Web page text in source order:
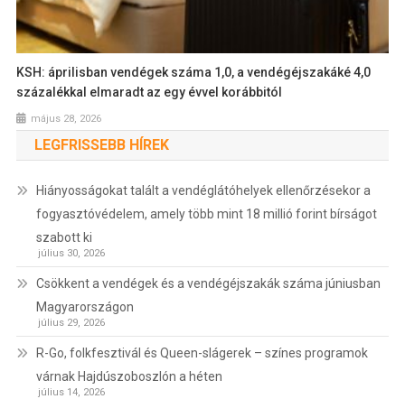
KSH: áprilisban vendégek száma 1,0, a vendégéjszakáké 4,0
százalékkal elmaradt az egy évvel korábbitól
május 28, 2026
LEGFRISSEBB HÍREK
Hiányosságokat talált a vendéglátóhelyek ellenőrzésekor a
fogyasztóvédelem, amely több mint 18 millió forint bírságot
szabott ki
július 30, 2026
Csökkent a vendégek és a vendégéjszakák száma júniusban
Magyarországon
július 29, 2026
R-Go, folkfesztivál és Queen-slágerek – színes programok
várnak Hajdúszoboszlón a héten
július 14, 2026